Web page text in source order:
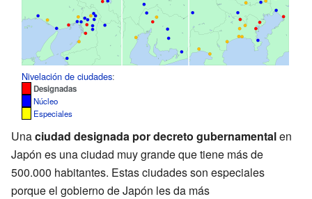
Nivelación de ciudades:
Designadas
Núcleo
Especiales
Unaciudad designada por decreto gubernamentalen
Japón es una ciudad muy grande que tiene más de
500.000 habitantes. Estas ciudades son especiales
porque el gobierno de Japón les da más